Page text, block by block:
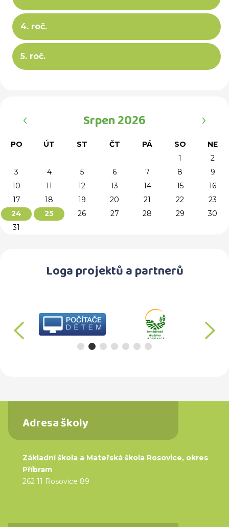
4. roč.
5. roč.
Srpen 2026
PO ÚT ST ČT PÁ SO
NE
1
2
3
4 5 6 7 8
9
10
11 12 13 14 15
16
17
18 19 20 21 22
23
24
25 26 27 28 29
30
31
Loga projektů a partnerů
předchozí
Adresa školy
Základní škola a Mateřská škola Rosovice, okres
Příbram
262 11 Rosovice 89